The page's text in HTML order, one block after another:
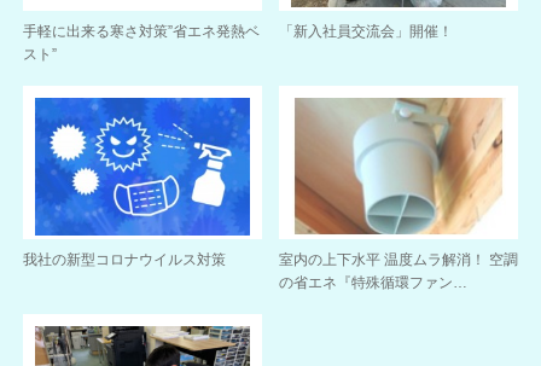
手軽に出来る寒さ対策”省エネ発熱ベ
スト”
「新入社員交流会」開催！
我社の新型コロナウイルス対策
室内の上下水平 温度ムラ解消！ 空調
の省エネ『特殊循環ファン…